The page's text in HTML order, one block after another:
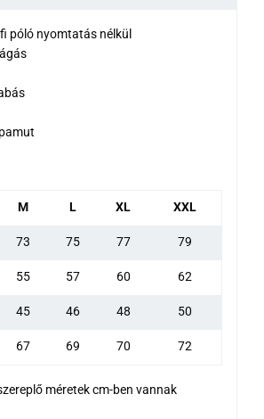
póló nyomtatás nélkül
M L XL XXL
73 75 77 79
55 57 60 62
45 46 48 50
67 69 70 72
méretek cm-ben vannak